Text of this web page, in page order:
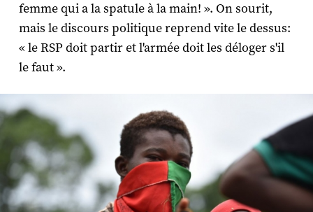
femme qui a la spatule à la main! ». On sourit,
mais le discours politique reprend vite le dessus:
« le RSP doit partir et l'armée doit les déloger s'il
le faut ».